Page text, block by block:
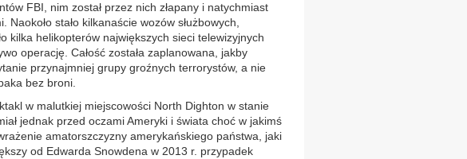
FBI, nim został przez nich złapany i natychmiast
Naokoło stało kilkanaście wozów służbowych,
kilka helikopterów największych sieci telewizyjnych
operację. Całość została zaplanowana, jakby
przynajmniej grupy groźnych terrorystów, a nie
bez broni.
w malutkiej miejscowości North Dighton w stanie
jednak przed oczami Ameryki i świata choć w jakimś
amatorszczyzny amerykańskiego państwa, jaki
od Edwarda Snowdena w 2013 r. przypadek